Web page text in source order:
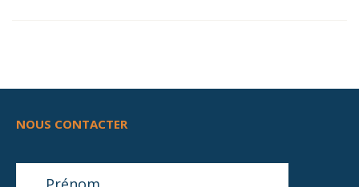
NOUS CONTACTER